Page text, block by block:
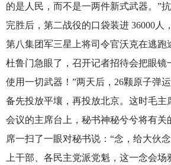
的是人民，而不是一两件新式武器。”
完胜后，第二战役的口袋装进 36000人
第八集团军三星上将司令官沃克在逃跑
杜鲁门急眼了，召开记者招待会把眼镜
使用一切武器！”两天后，26颗原子弹
备先投放平壤，再投放北京。这时毛主
会议的主席台上，秘书神秘兮兮将有关
席一扫了一眼对秘书说：“念，给大伙
上干部、各民主党派党魁，这一念会场